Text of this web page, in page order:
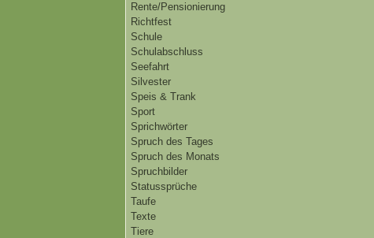
Rente/Pensionierung
Richtfest
Schule
Schulabschluss
Seefahrt
Silvester
Speis & Trank
Sport
Sprichwörter
Spruch des Tages
Spruch des Monats
Spruchbilder
Statussprüche
Taufe
Texte
Tiere